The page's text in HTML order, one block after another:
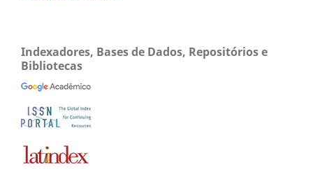
Indexadores, Bases de Dados, Repositórios e
Bibliotecas